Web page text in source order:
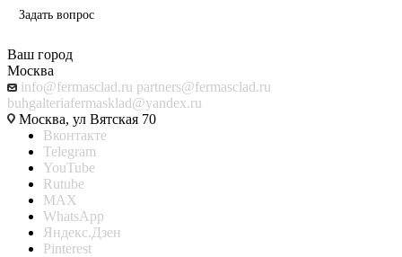
Задать вопрос
Ваш город
Москва
info@fermasclad.ru partners@fermasclad.ru
buhgalteriafermasklad@yandex.ru
Москва, ул Вятская 70
Вконтакте
Telegram
YouTube
Rutube
MAX
WhatsApp
Яндекс.Дзен
Pinterest